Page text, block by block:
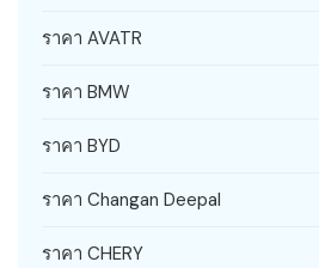
ราคา AVATR
ราคา BMW
ราคา BYD
ราคา Changan Deepal
ราคา CHERY